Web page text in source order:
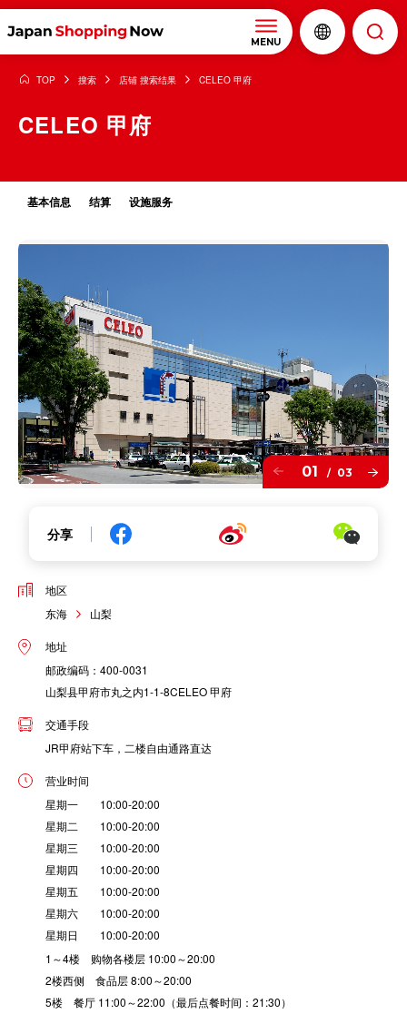
MENU
TOP 搜索 店铺 搜索结果 CELEO 甲府
CELEO 甲府
基本信息 结算 设施服务
01 / 03
分享
地区
东海
山梨
地址
邮政编码：400-0031
山梨县甲府市丸之内1-1-8CELEO 甲府
交通手段
JR甲府站下车，二楼自由通路直达
营业时间
星期一 10:00-20:00
星期二 10:00-20:00
星期三 10:00-20:00
星期四 10:00-20:00
星期五 10:00-20:00
星期六 10:00-20:00
星期日 10:00-20:00
1～4楼 购物各楼层 10:00～20:00
2楼西侧 食品层 8:00～20:00
5楼 餐厅 11:00～22:00（最后点餐时间：21:30）